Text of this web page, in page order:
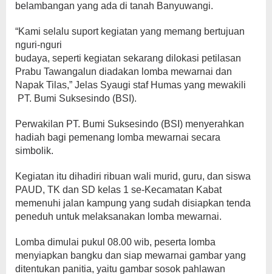
belambangan yang ada di tanah Banyuwangi.
“Kami selalu suport kegiatan yang memang bertujuan
nguri-nguri
budaya, seperti kegiatan sekarang dilokasi petilasan
Prabu Tawangalun diadakan lomba mewarnai dan
Napak Tilas,” Jelas Syaugi staf Humas yang mewakili
PT. Bumi Suksesindo (BSI).
Perwakilan PT. Bumi Suksesindo (BSI) menyerahkan
hadiah bagi pemenang lomba mewarnai secara
simbolik.
Kegiatan itu dihadiri ribuan wali murid, guru, dan siswa
PAUD, TK dan SD kelas 1 se-Kecamatan Kabat
memenuhi jalan kampung yang sudah disiapkan tenda
peneduh untuk melaksanakan lomba mewarnai.
Lomba dimulai pukul 08.00 wib, peserta lomba
menyiapkan bangku dan siap mewarnai gambar yang
ditentukan panitia, yaitu gambar sosok pahlawan